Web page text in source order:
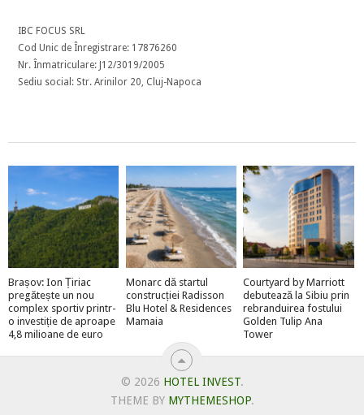
IBC FOCUS SRL
Cod Unic de Înregistrare: 17876260
Nr. Înmatriculare: J12/3019/2005
Sediu social: Str. Arinilor 20, Cluj-Napoca
Brașov: Ion Țiriac
pregătește un nou
complex sportiv printr-
o investiție de aproape
4,8 milioane de euro
Monarc dă startul
construcției Radisson
Blu Hotel & Residences
Mamaia
Courtyard by Marriott
debutează la Sibiu prin
rebranduirea fostului
Golden Tulip Ana
Tower
© 2026 HOTEL INVEST.
THEME BY MYTHEMESHOP.